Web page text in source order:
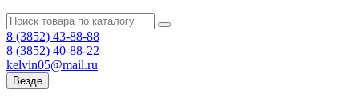
8 (3852) 43-88-88
8 (3852) 40-88-22
kelvin05@mail.ru
Везде